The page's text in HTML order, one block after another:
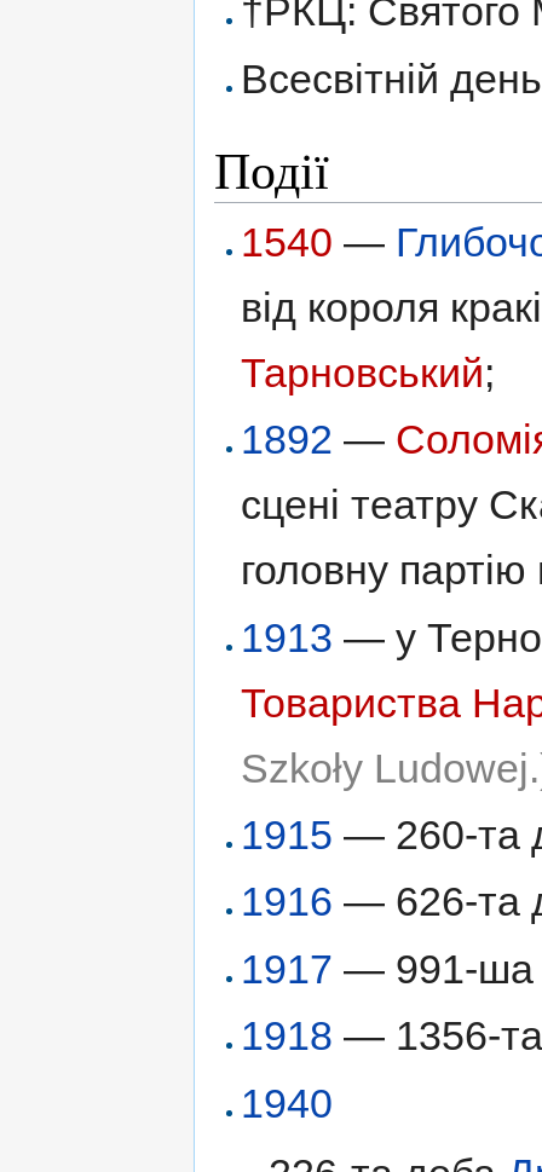
†РКЦ: Святого
Всесвітній
Події
1540 —
від короля
Тарновський;
1892 —
сцені театру
головну
1913 — у
Товариства
Szkoły
1915 — 260-та
1916 — 626-та
1917 — 991-ша
1918 — 1356-та
1940